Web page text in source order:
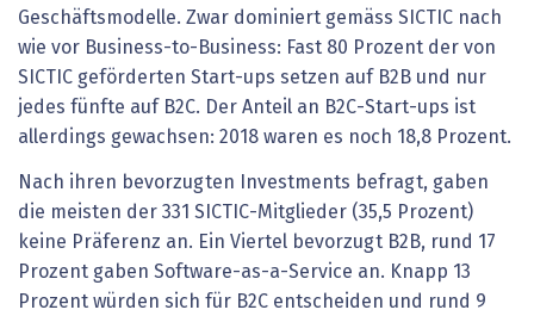
Geschäftsmodelle. Zwar dominiert gemäss SICTIC nach
wie vor Business-to-Business: Fast 80 Prozent der von
SICTIC geförderten Start-ups setzen auf B2B und nur
jedes fünfte auf B2C. Der Anteil an B2C-Start-ups ist
allerdings gewachsen: 2018 waren es noch 18,8 Prozent.
Nach ihren bevorzugten Investments befragt, gaben
die meisten der 331 SICTIC-Mitglieder (35,5 Prozent)
keine Präferenz an. Ein Viertel bevorzugt B2B, rund 17
Prozent gaben Software-as-a-Service an. Knapp 13
Prozent würden sich für B2C entscheiden und rund 9